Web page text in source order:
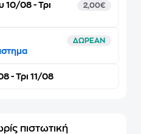
10/08 - Τρι
2,00€
ΔΩΡΕΑΝ
- Τρι 11/08
πιστωτική